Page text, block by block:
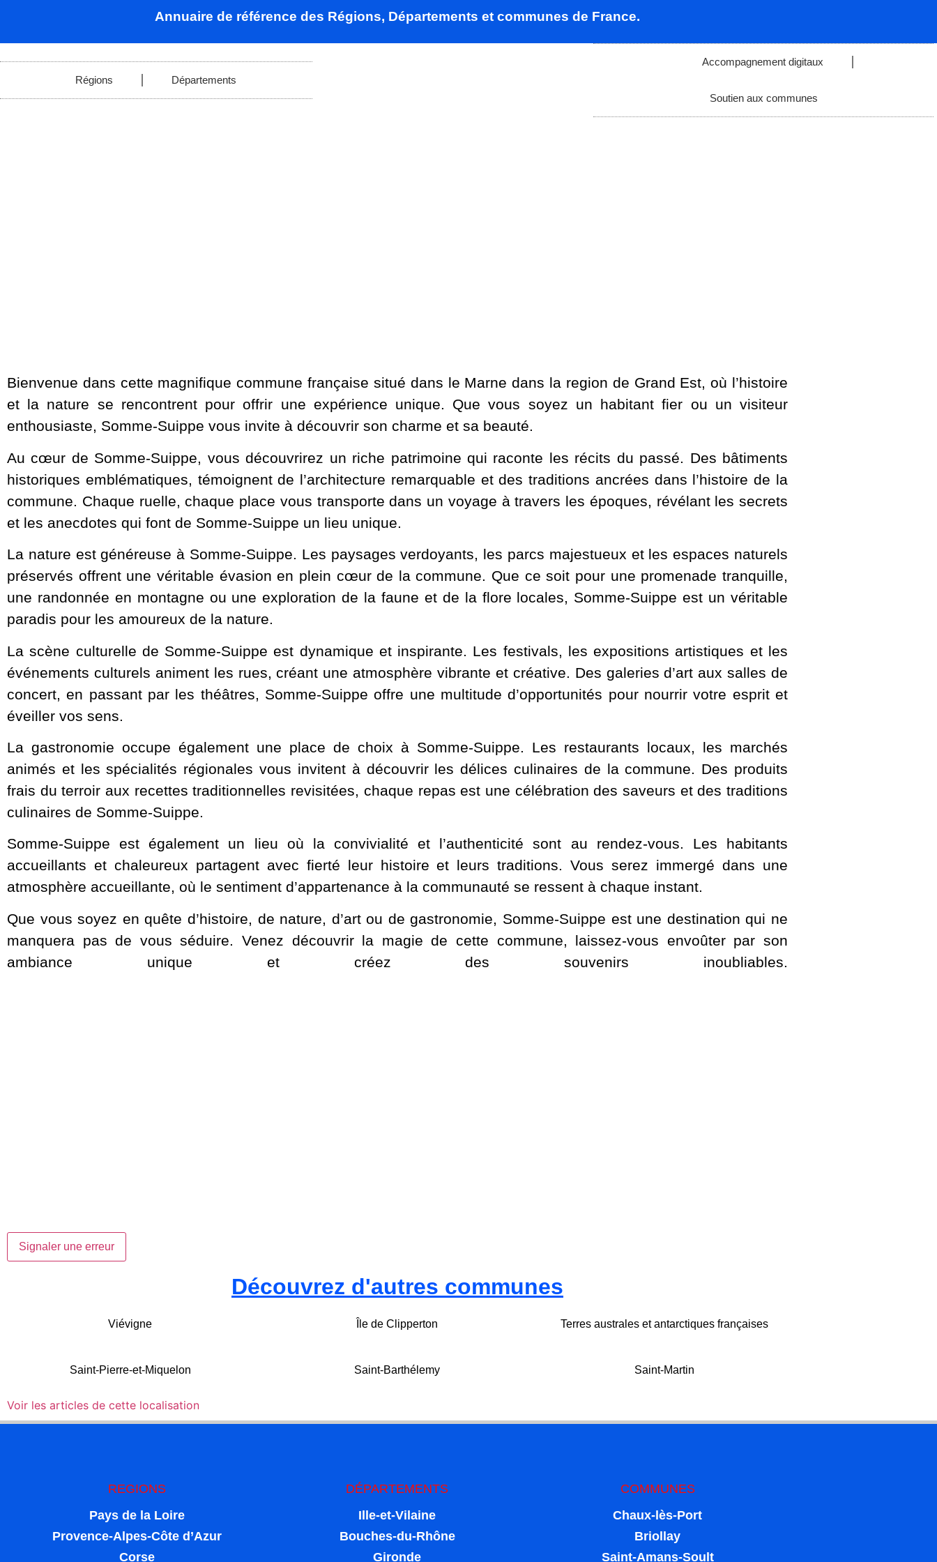
Annuaire de référence des Régions, Départements et communes de France.
Régions Départements
Accompagnement digitaux
Soutien aux communes
Bienvenue dans cette magnifique commune française situé dans le Marne dans la region de Grand Est, où l’histoire
et la nature se rencontrent pour offrir une expérience unique. Que vous soyez un habitant fier ou un visiteur
enthousiaste, Somme-Suippe vous invite à découvrir son charme et sa beauté.
Au cœur de Somme-Suippe, vous découvrirez un riche patrimoine qui raconte les récits du passé. Des bâtiments
historiques emblématiques, témoignent de l’architecture remarquable et des traditions ancrées dans l’histoire de la
commune. Chaque ruelle, chaque place vous transporte dans un voyage à travers les époques, révélant les secrets
et les anecdotes qui font de Somme-Suippe un lieu unique.
La nature est généreuse à Somme-Suippe. Les paysages verdoyants, les parcs majestueux et les espaces naturels
préservés offrent une véritable évasion en plein cœur de la commune. Que ce soit pour une promenade tranquille,
une randonnée en montagne ou une exploration de la faune et de la flore locales, Somme-Suippe est un véritable
paradis pour les amoureux de la nature.
La scène culturelle de Somme-Suippe est dynamique et inspirante. Les festivals, les expositions artistiques et les
événements culturels animent les rues, créant une atmosphère vibrante et créative. Des galeries d’art aux salles de
concert, en passant par les théâtres, Somme-Suippe offre une multitude d’opportunités pour nourrir votre esprit et
éveiller vos sens.
La gastronomie occupe également une place de choix à Somme-Suippe. Les restaurants locaux, les marchés
animés et les spécialités régionales vous invitent à découvrir les délices culinaires de la commune. Des produits
frais du terroir aux recettes traditionnelles revisitées, chaque repas est une célébration des saveurs et des traditions
culinaires de Somme-Suippe.
Somme-Suippe est également un lieu où la convivialité et l’authenticité sont au rendez-vous. Les habitants
accueillants et chaleureux partagent avec fierté leur histoire et leurs traditions. Vous serez immergé dans une
atmosphère accueillante, où le sentiment d’appartenance à la communauté se ressent à chaque instant.
Que vous soyez en quête d’histoire, de nature, d’art ou de gastronomie, Somme-Suippe est une destination qui ne
manquera pas de vous séduire. Venez découvrir la magie de cette commune, laissez-vous envoûter par son
ambiance unique et créez des souvenirs inoubliables.
Signaler une erreur
Découvrez d'autres communes
Viévigne Île de Clipperton Terres australes et antarctiques françaises
Saint-Pierre-et-Miquelon Saint-Barthélemy Saint-Martin
Voir les articles de cette localisation
REGIONS
Pays de la Loire
Provence-Alpes-Côte d’Azur
Corse
DÉPARTEMENTS
Ille-et-Vilaine
Bouches-du-Rhône
Gironde
COMMUNES
Chaux-lès-Port
Briollay
Saint-Amans-Soult